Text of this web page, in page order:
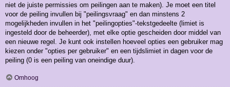
niet de juiste permissies om peilingen aan te maken). Je moet een titel
voor de peiling invullen bij "peilingsvraag" en dan minstens 2
mogelijkheden invullen in het "peilingopties"-tekstgedeelte (limiet is
ingesteld door de beheerder), met elke optie gescheiden door middel van
een nieuwe regel. Je kunt ook instellen hoeveel opties een gebruiker mag
kiezen onder "opties per gebruiker" en een tijdslimiet in dagen voor de
peiling (0 is een peiling van oneindige duur).
Omhoog